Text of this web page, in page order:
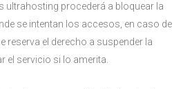
ultrahosting procederá a bloquear la
se intentan los accesos, en caso de
reserva el derecho a suspender la
el servicio si lo amerita.